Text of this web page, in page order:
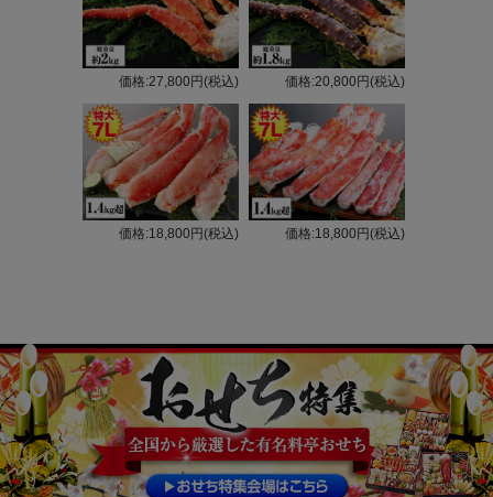
価格:27,800円(税込) 価格:20,800円(税込)
価格:18,800円(税込) 価格:18,800円(税込)